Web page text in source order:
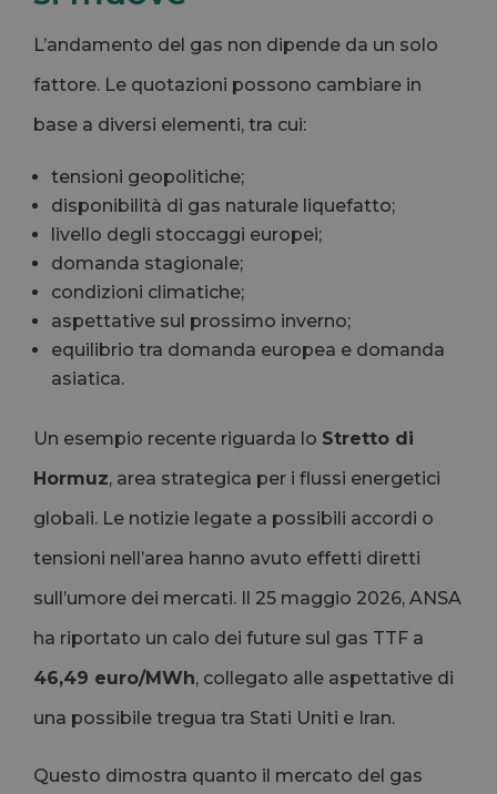
L’andamento del gas non dipende da un solo
fattore. Le quotazioni possono cambiare in
base a diversi elementi, tra cui:
tensioni geopolitiche;
disponibilità di gas naturale liquefatto;
livello degli stoccaggi europei;
domanda stagionale;
condizioni climatiche;
aspettative sul prossimo inverno;
equilibrio tra domanda europea e domanda
asiatica.
Un esempio recente riguarda lo Stretto di
Hormuz, area strategica per i flussi energetici
globali. Le notizie legate a possibili accordi o
tensioni nell’area hanno avuto effetti diretti
sull’umore dei mercati. Il 25 maggio 2026, ANSA
ha riportato un calo dei future sul gas TTF a
46,49 euro/MWh, collegato alle aspettative di
una possibile tregua tra Stati Uniti e Iran.
Questo dimostra quanto il mercato del gas